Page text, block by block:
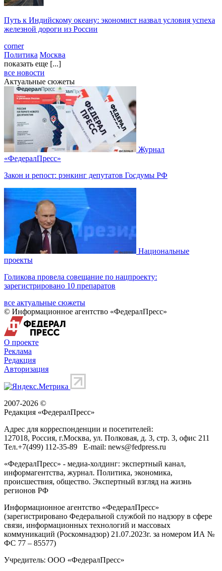
Путь к Индийскому океану: экономист назвал условия успеха
железной дороги из России
corner
Политика Москва
показать еще [...]
все новости
Актуальные сюжеты
Журнал
«ФедералПресс»
Закон и репост: рэнкинг депутатов Госдумы РФ
Национальные
проекты
Голикова провела совещание по нацпроекту:
зарегистрировано 10 препаратов
все актуальные сюжеты
© Информационное агентство «ФедералПресс»
О проекте
Реклама
Редакция
Авторизация
2007-2026 ©
Редакция «ФедералПресс»
Адрес для корреспонденции и посетителей:
127018, Россия, г.Москва, ул. Полковая, д. 3, стр. 3, офис 211
Тел.+7(499) 112-35-89 E-mail: news@fedpress.ru
«ФедералПресс» - медиа-холдинг: экспертный канал,
информагентства, журнал. Политика, экономика,
происшествия, общество. Экспертный взгляд на жизнь
регионов РФ
Информационное агентство «ФедералПресс»
(зарегистрировано Федеральной службой по надзору в сфере
связи, информационных технологий и массовых
коммуникаций (Роскомнадзор) 21.07.2023г. за номером ИА №
ФС 77 – 85577)
Учредитель: ООО «ФедералПресс»